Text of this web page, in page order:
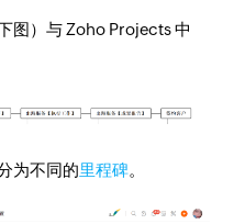
图）与 Zoho Projects 中
为不同的里程碑。